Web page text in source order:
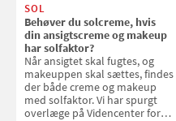
SOL
Behøver du solcreme, hvis
din ansigtscreme og makeup
har solfaktor?
Når ansigtet skal fugtes, og
makeuppen skal sættes, findes
der både creme og makeup
med solfaktor. Vi har spurgt
overlæge på Videncenter for